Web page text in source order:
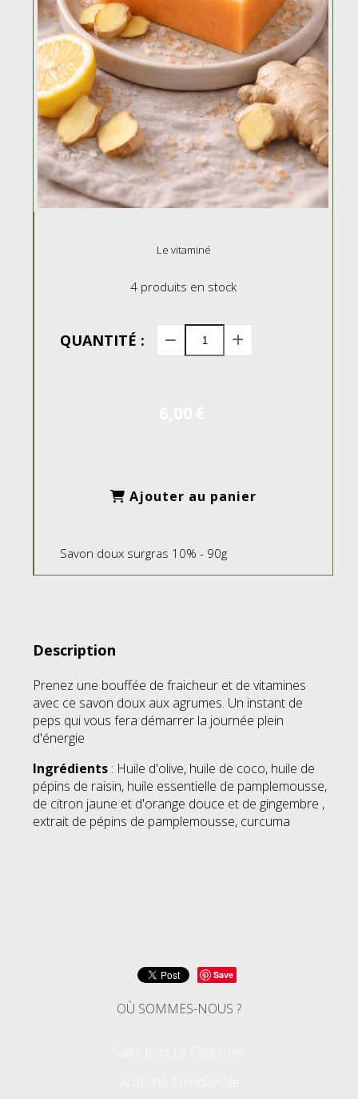
Le vitaminé
4 produits en stock
QUANTITÉ :
Ajouter au panier
Savon doux surgras 10% - 90g
Description
Prenez une bouffée de fraicheur et de vitamines
avec ce savon doux aux agrumes. Un instant de
peps qui vous fera démarrer la journée plein
d'énergie
Ingrédients : Huile d'olive, huile de coco, huile de
pépins de raisin, huile essentielle de pamplemousse,
de citron jaune et d'orange douce et de gingembre ,
extrait de pépins de pamplemousse, curcuma
Save
OÙ SOMMES-NOUS ?